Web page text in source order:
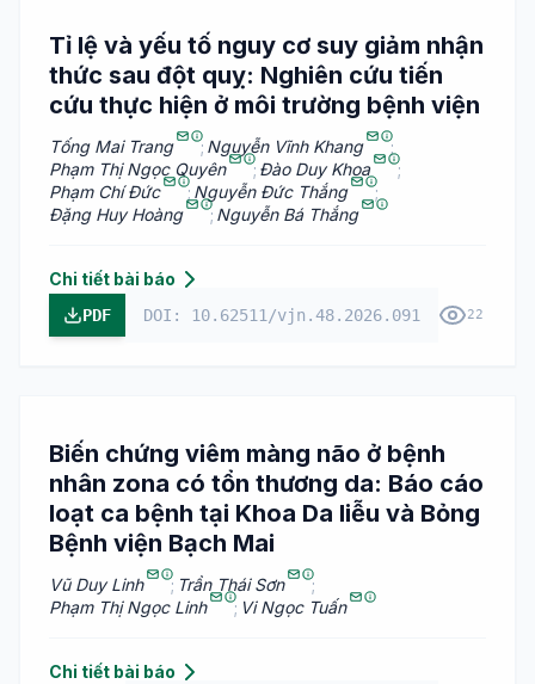
Tỉ lệ và yếu tố nguy cơ suy giảm nhận
thức sau đột quỵ: Nghiên cứu tiến
cứu thực hiện ở môi trường bệnh viện
Tống Mai Trang ; Nguyễn Vĩnh Khang
;
Phạm Thị Ngọc Quyên
; Đào Duy Khoa
;
Phạm Chí Đức
; Nguyễn Đức Thắng
;
Đặng Huy Hoàng
; Nguyễn Bá Thắng
Chi tiết bài báo
PDF DOI: 10.62511/vjn.48.2026.091 22
Biến chứng viêm màng não ở bệnh
nhân zona có tổn thương da: Báo cáo
loạt ca bệnh tại Khoa Da liễu và Bỏng
Bệnh viện Bạch Mai
Vũ Duy Linh ; Trần Thái Sơn
;
Phạm Thị Ngọc Linh
; Vi Ngọc Tuấn
Chi tiết bài báo